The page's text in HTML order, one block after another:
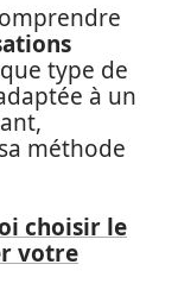
type de
à un
méthode
choisir le
votre